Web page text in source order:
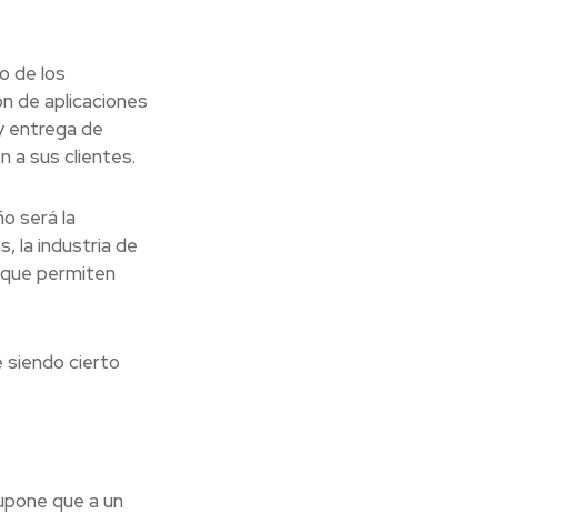
de los
de aplicaciones
entrega de
a sus clientes.
será la
la industria de
permiten
siendo cierto
que a un